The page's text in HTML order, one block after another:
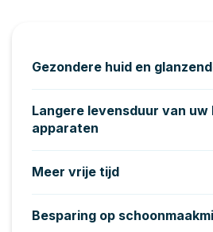
Gezondere huid en
Langere levensduur van uw
apparaten
Meer vrije tijd
Besparing op